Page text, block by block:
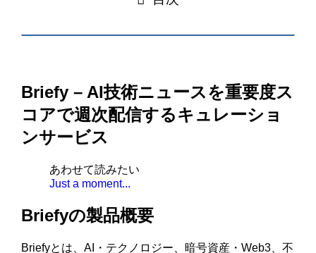
Briefy – AI技術ニュースを重要度ス
コアで週次配信するキュレーショ
ンサービス
あわせて読みたい
Just a moment...
Briefyの製品概要
Briefyとは、AI・テクノロジー、暗号資産・Web3、不